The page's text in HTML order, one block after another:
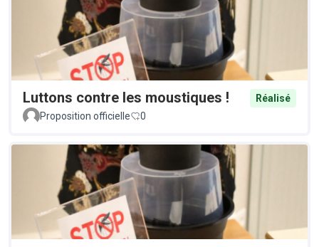
Luttons contre les moustiques !
Réalisé
Proposition officielle
0